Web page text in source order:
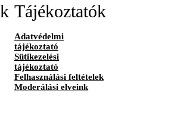
Tájékoztatók
Adatvédelmi
tájékoztató
Sütikezelési
tájékoztató
Felhasználási feltételek
Moderálási elveink